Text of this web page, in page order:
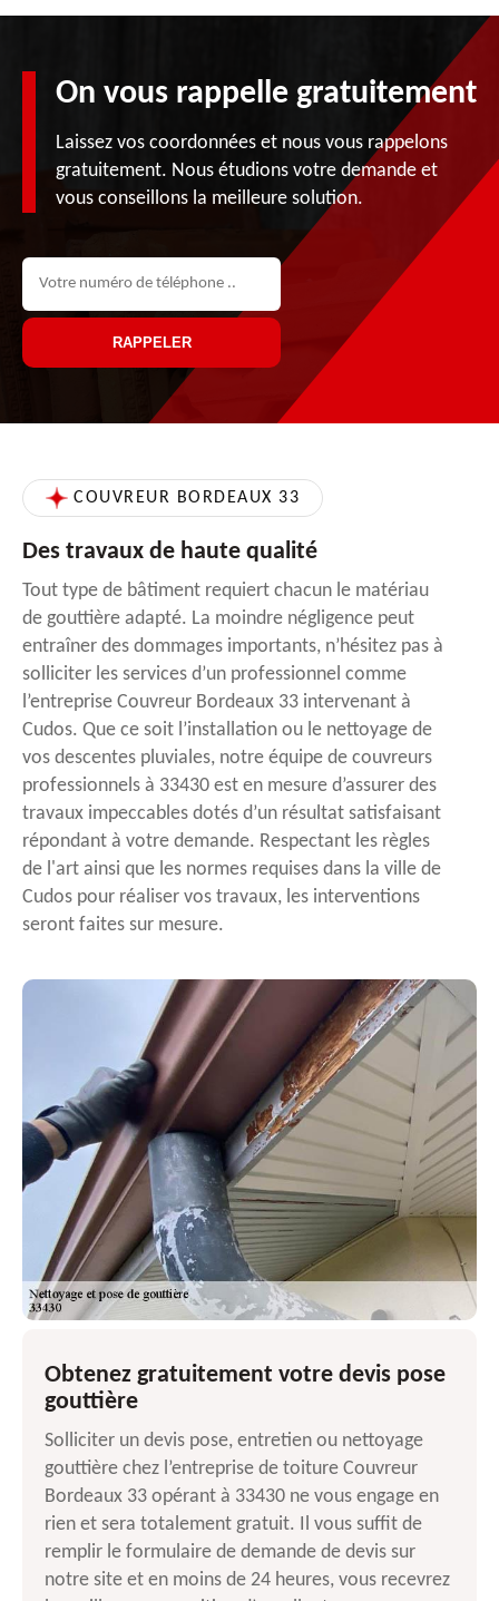
On vous rappelle gratuitement
Laissez vos coordonnées et nous vous rappelons
gratuitement. Nous étudions votre demande et
vous conseillons la meilleure solution.
COUVREUR BORDEAUX 33
Des travaux de haute qualité
Tout type de bâtiment requiert chacun le matériau
de gouttière adapté. La moindre négligence peut
entraîner des dommages importants, n’hésitez pas à
solliciter les services d’un professionnel comme
l’entreprise Couvreur Bordeaux 33 intervenant à
Cudos. Que ce soit l’installation ou le nettoyage de
vos descentes pluviales, notre équipe de couvreurs
professionnels à 33430 est en mesure d’assurer des
travaux impeccables dotés d’un résultat satisfaisant
répondant à votre demande. Respectant les règles
de l'art ainsi que les normes requises dans la ville de
Cudos pour réaliser vos travaux, les interventions
seront faites sur mesure.
Obtenez gratuitement votre devis pose
gouttière
Solliciter un devis pose, entretien ou nettoyage
gouttière chez l’entreprise de toiture Couvreur
Bordeaux 33 opérant à 33430 ne vous engage en
rien et sera totalement gratuit. Il vous suffit de
remplir le formulaire de demande de devis sur
notre site et en moins de 24 heures, vous recevrez